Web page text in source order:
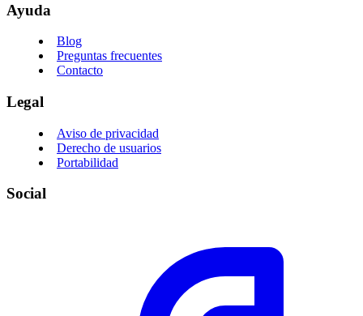
Ayuda
Blog
Preguntas frecuentes
Contacto
Legal
Aviso de privacidad
Derecho de usuarios
Portabilidad
Social